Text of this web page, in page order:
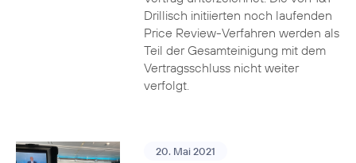
Drillisch initiierten noch laufenden
Price Review-Verfahren werden als
Teil der Gesamteinigung mit dem
Vertragsschluss nicht weiter
verfolgt.
20. Mai 2021